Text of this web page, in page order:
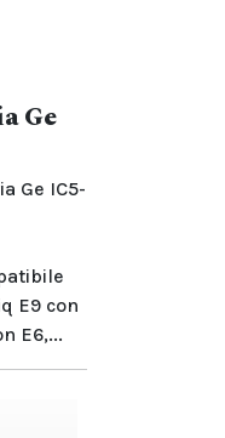
Ge
Ge IC5-
E9 con
E6,...